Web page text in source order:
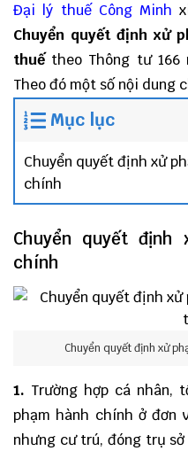
Đại lý thuế Công Minh
Chuyển quyết định xử
thuế theo Thông tư 166
Theo đó một số nội dung
Mục lục
Chuyển quyết định xử
chính
Chuyển quyết
chính
Chuyển quyết định xử
1. Trường hợp cá nhân,
phạm hành chính ở đơn
nhưng cư trú, đóng trụ